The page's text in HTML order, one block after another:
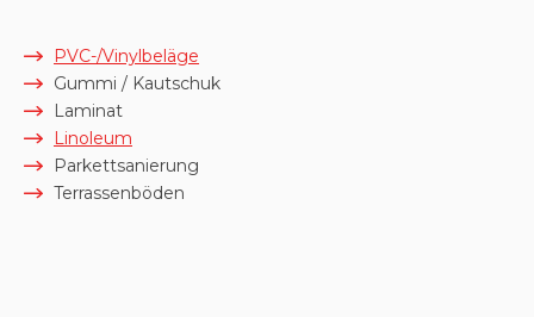
PVC-/Vinylbeläge
Gummi / Kautschuk
Laminat
Linoleum
Parkettsanierung
Terrassenböden